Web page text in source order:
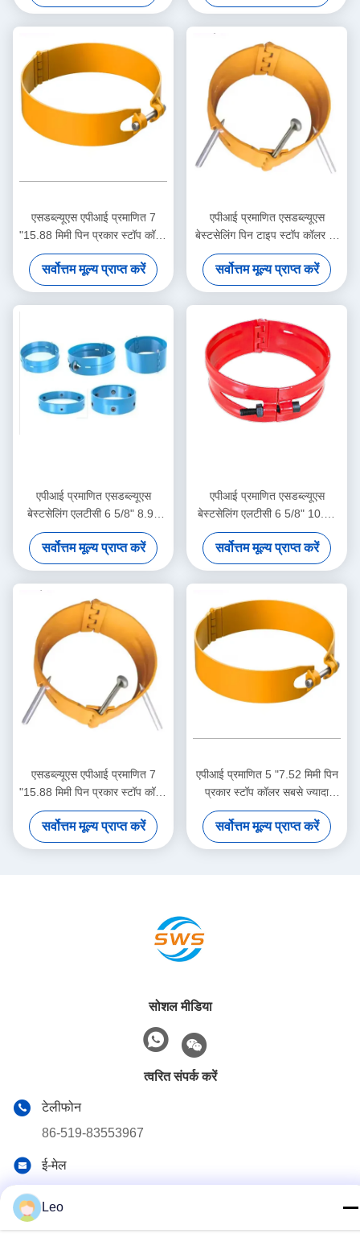
एसडब्ल्यूएस एपीआई प्रमाणित 7
"15.88 मिमी पिन प्रकार स्टॉप कॉलर
तेल और गैस केशिंग सेंट्रलाइज़र
अनुप्रयोगों के लिए 1 वर्ष की वारंटी
सर्वोत्तम मूल्य प्राप्त करें
एपीआई प्रमाणित एसडब्ल्यूएस
बेस्टसेलिंग पिन टाइप स्टॉप कॉलर 7"
13.72मिमी 1 साल की वारंटी ऑयल
एंड गैस केसिंग सेंट्रलाइज़र टूल
सर्वोत्तम मूल्य प्राप्त करें
एपीआई प्रमाणित एसडब्ल्यूएस
बेस्टसेलिंग एलटीसी 6 5/8" 8.94
मिमी पिन टाइप स्टॉप कॉलर ऑयल एंड
गैस केसिंग सेंट्रलाइज़र टूल
सर्वोत्तम मूल्य प्राप्त करें
एपीआई प्रमाणित एसडब्ल्यूएस
बेस्टसेलिंग एलटीसी 6 5/8" 10.59
मिमी पिन टाइप स्टॉप कॉलर ऑयल
और गैस केसिंग सेंट्रलाइज़र टूल
सर्वोत्तम मूल्य प्राप्त करें
एसडब्ल्यूएस एपीआई प्रमाणित 7
"15.88 मिमी पिन प्रकार स्टॉप कॉलर
तेल और गैस केशिंग सेंट्रलाइज़र
अनुप्रयोगों के लिए 1 वर्ष की वारंटी
सर्वोत्तम मूल्य प्राप्त करें
एपीआई प्रमाणित 5 "7.52 मिमी पिन
प्रकार स्टॉप कॉलर सबसे ज्यादा
बिकने वाला SWS हाई कार्बन स्टील
मूवमेंट लिमिटर के लिए
सर्वोत्तम मूल्य प्राप्त करें
सोशल मीडिया
त्वरित संपर्क करें
टेलीफोन
86-519-83553967
ई-मेल
Leo